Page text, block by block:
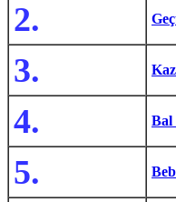
2.
3.
4. Bal
5.